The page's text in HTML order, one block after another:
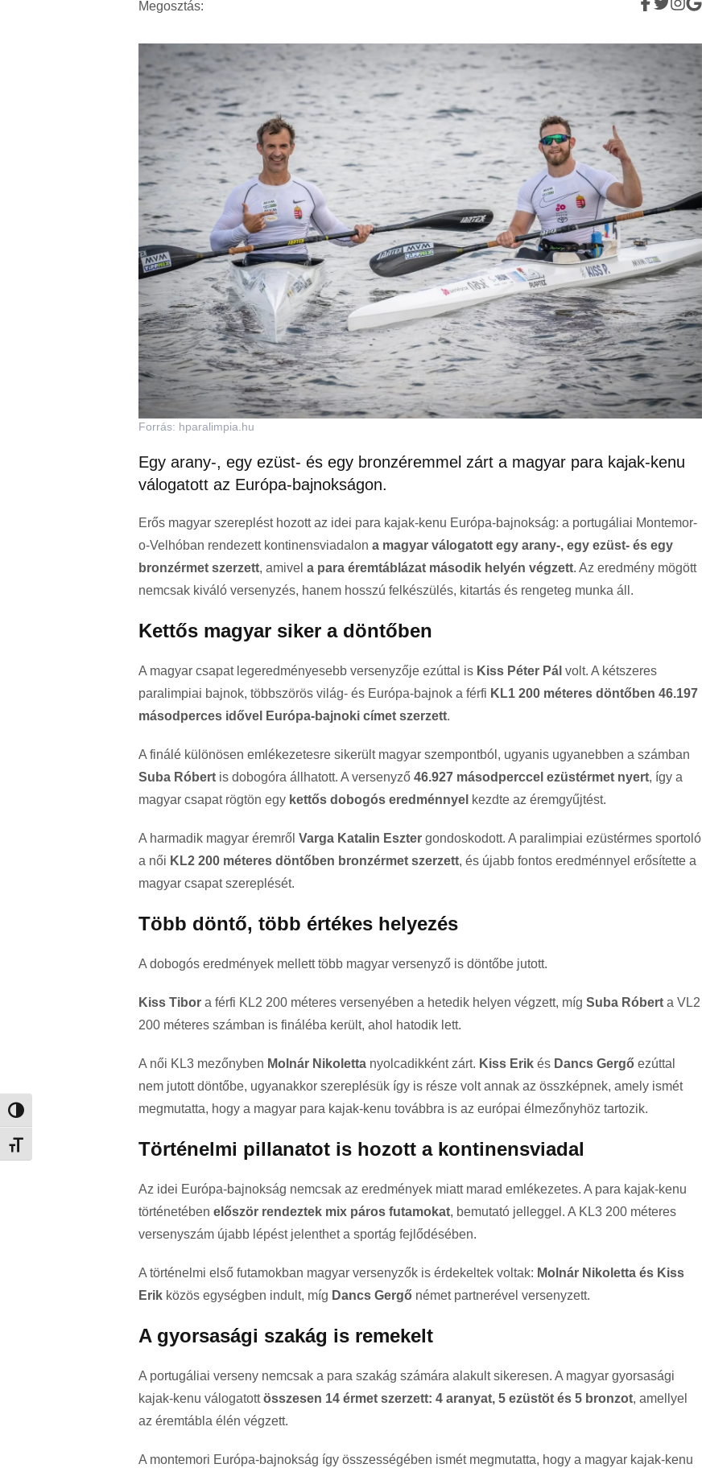
Nagy kontraszt váltása
Betűméret váltása
Megosztás:
Forrás: hparalimpia.hu
Egy arany-, egy ezüst- és egy bronzéremmel zárt a magyar para kajak-kenu
válogatott az Európa-bajnokságon.
Erős magyar szereplést hozott az idei para kajak-kenu Európa-bajnokság: a portugáliai Montemor-
o-Velhóban rendezett kontinensviadalon a magyar válogatott egy arany-, egy ezüst- és egy
bronzérmet szerzett, amivel a para éremtáblázat második helyén végzett. Az eredmény mögött
nemcsak kiváló versenyzés, hanem hosszú felkészülés, kitartás és rengeteg munka áll.
Kettős magyar siker a döntőben
A magyar csapat legeredményesebb versenyzője ezúttal is Kiss Péter Pál volt. A kétszeres
paralimpiai bajnok, többszörös világ- és Európa-bajnok a férfi KL1 200 méteres döntőben 46.197
másodperces idővel Európa-bajnoki címet szerzett.
A finálé különösen emlékezetesre sikerült magyar szempontból, ugyanis ugyanebben a számban
Suba Róbert is dobogóra állhatott. A versenyző 46.927 másodperccel ezüstérmet nyert, így a
magyar csapat rögtön egy kettős dobogós eredménnyel kezdte az éremgyűjtést.
A harmadik magyar éremről Varga Katalin Eszter gondoskodott. A paralimpiai ezüstérmes sportoló
a női KL2 200 méteres döntőben bronzérmet szerzett, és újabb fontos eredménnyel erősítette a
magyar csapat szereplését.
Több döntő, több értékes helyezés
A dobogós eredmények mellett több magyar versenyző is döntőbe jutott.
Kiss Tibor a férfi KL2 200 méteres versenyében a hetedik helyen végzett, míg Suba Róbert a VL2
200 méteres számban is fináléba került, ahol hatodik lett.
A női KL3 mezőnyben Molnár Nikoletta nyolcadikként zárt. Kiss Erik és Dancs Gergő ezúttal
nem jutott döntőbe, ugyanakkor szereplésük így is része volt annak az összképnek, amely ismét
megmutatta, hogy a magyar para kajak-kenu továbbra is az európai élmezőnyhöz tartozik.
Történelmi pillanatot is hozott a kontinensviadal
Az idei Európa-bajnokság nemcsak az eredmények miatt marad emlékezetes. A para kajak-kenu
történetében először rendeztek mix páros futamokat, bemutató jelleggel. A KL3 200 méteres
versenyszám újabb lépést jelenthet a sportág fejlődésében.
A történelmi első futamokban magyar versenyzők is érdekeltek voltak: Molnár Nikoletta és Kiss
Erik közös egységben indult, míg Dancs Gergő német partnerével versenyzett.
A gyorsasági szakág is remekelt
A portugáliai verseny nemcsak a para szakág számára alakult sikeresen. A magyar gyorsasági
kajak-kenu válogatottösszesen 14 érmet szerzett: 4 aranyat, 5 ezüstöt és 5 bronzot, amellyel
az éremtábla élén végzett.
A montemori Európa-bajnokság így összességében ismét megmutatta, hogy a magyar kajak-kenu